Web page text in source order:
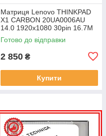
Матриця Lenovo THINKPAD
X1 CARBON 20UA0006AU
14.0 1920x1080 30pin 16.7M
45% NTSC 300 cd/m² для
ноутбука
Готово до відправки
2 850 ₴
Купити